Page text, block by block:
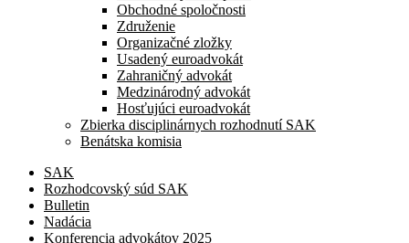
Obchodné spoločnosti
Združenie
Organizačné zložky
Usadený euroadvokát
Zahraničný advokát
Medzinárodný advokát
Hosťujúci euroadvokát
Zbierka disciplinárnych rozhodnutí SAK
Benátska komisia
SAK
Rozhodcovský súd SAK
Bulletin
Nadácia
Konferencia advokátov 2025